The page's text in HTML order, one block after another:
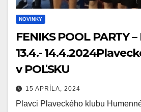
NOVINKY
FENIKS POOL PARTY
13.4.-
v POĽSKU
15 APRÍLA, 2024
Plavci Plaveckého klubu